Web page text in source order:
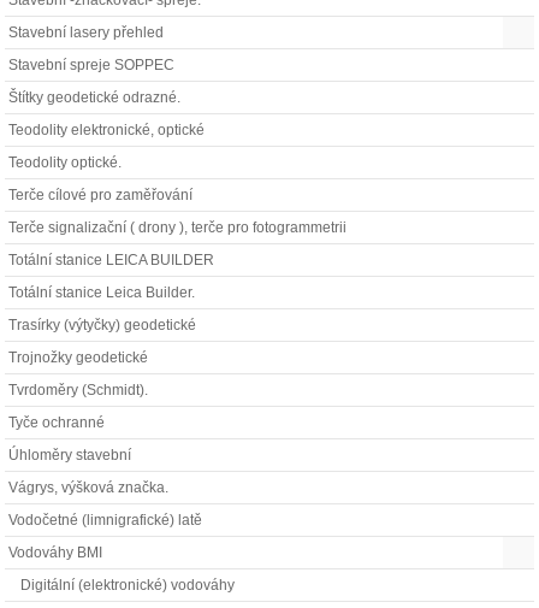
Stavební lasery přehled
Stavební spreje SOPPEC
Štítky geodetické odrazné.
Teodolity elektronické, optické
Teodolity optické.
Terče cílové pro zaměřování
Terče signalizační ( drony ), terče pro fotogrammetrii
Totální stanice LEICA BUILDER
Totální stanice Leica Builder.
Trasírky (výtyčky) geodetické
Trojnožky geodetické
Tvrdoměry (Schmidt).
Tyče ochranné
Úhloměry stavební
Vágrys, výšková značka.
Vodočetné (limnigrafické) latě
Vodováhy BMI
Digitální (elektronické) vodováhy